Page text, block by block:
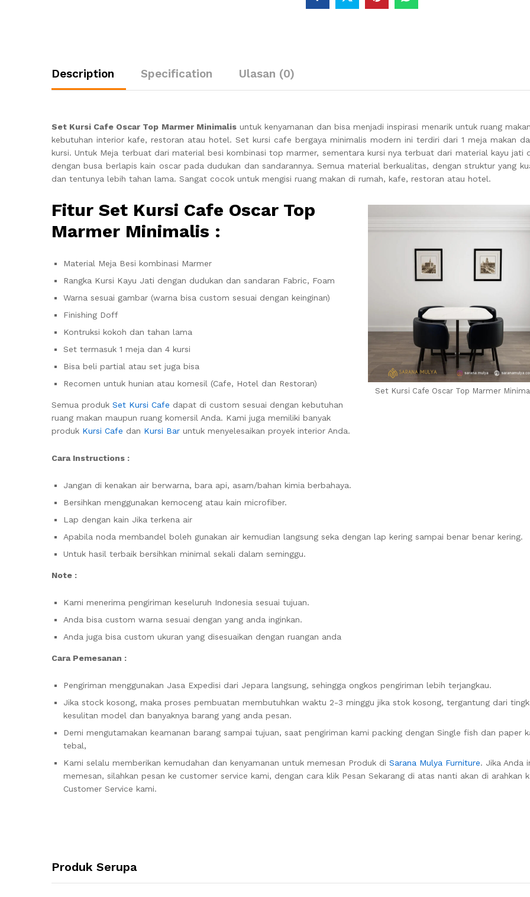
Description Specification Ulasan (0)
Set Kursi Cafe Oscar Top Marmer Minimalisuntuk kenyamanan dan bisa menjadi inspirasi menarik untuk ruang
kebutuhan interior kafe, restoran atau hotel. Set kursi cafe bergaya minimalis modern ini terdiri dari 1 meja makan
kursi. Untuk Meja terbuat dari material besi kombinasi top marmer, sementara kursi nya terbuat dari material kayu jati
dengan busa berlapis kain oscar pada dudukan dan sandarannya. Semua material berkualitas, dengan struktur yang
dan tentunya lebih tahan lama. Sangat cocok untuk mengisi ruang makan di rumah, kafe, restoran atau hotel.
Set Kursi Cafe Oscar Top Marmer
Fitur Set Kursi Cafe Oscar Top
Marmer Minimalis :
Material Meja Besi kombinasi Marmer
Rangka Kursi Kayu Jati dengan dudukan dan sandaran Fabric, Foam
Warna sesuai gambar (warna bisa custom sesuai dengan keinginan)
Finishing Doff
Kontruksi kokoh dan tahan lama
Set termasuk 1 meja dan 4 kursi
Bisa beli partial atau set juga bisa
Recomen untuk hunian atau komesil (Cafe, Hotel dan Restoran)
Semua produk Set Kursi Cafe dapat di custom sesuai dengan kebutuhan
ruang makan maupun ruang komersil Anda. Kami juga memiliki banyak
produk Kursi Cafe dan Kursi Bar untuk menyelesaikan proyek interior Anda.
Cara Instructions :
Jangan di kenakan air berwarna, bara api, asam/bahan kimia berbahaya.
Bersihkan menggunakan kemoceng atau kain microfiber.
Lap dengan kain Jika terkena air
Apabila noda membandel boleh gunakan air kemudian langsung seka dengan lap kering sampai benar benar kering.
Untuk hasil terbaik bersihkan minimal sekali dalam seminggu.
Note :
Kami menerima pengiriman keseluruh Indonesia sesuai tujuan.
Anda bisa custom warna sesuai dengan yang anda inginkan.
Anda juga bisa custom ukuran yang disesuaikan dengan ruangan anda
Cara Pemesanan :
Pengiriman menggunakan Jasa Expedisi dari Jepara langsung, sehingga ongkos pengiriman lebih terjangkau.
Jika stock kosong, maka proses pembuatan membutuhkan waktu 2-3 minggu jika stok kosong, tergantung dari
kesulitan model dan banyaknya barang yang anda pesan.
Demi mengutamakan keamanan barang sampai tujuan, saat pengiriman kami packing dengan Single fish dan paper
tebal,
Kami selalu memberikan kemudahan dan kenyamanan untuk memesan Produk di Sarana Mulya Furniture. Jika Anda
memesan, silahkan pesan ke customer service kami, dengan cara klik Pesan Sekarang di atas nanti akan di arahkan
Customer Service kami.
Produk Serupa